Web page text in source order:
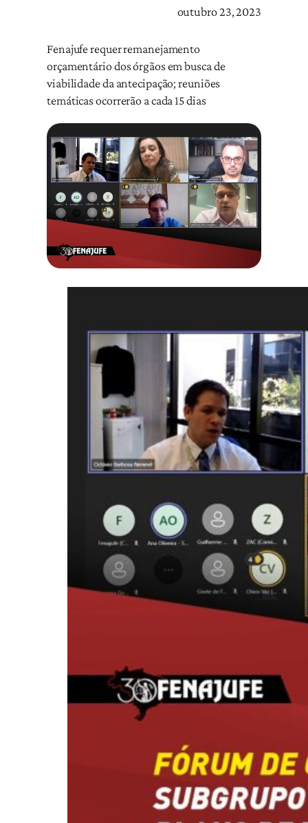
outubro 23, 2023
Fenajufe requer remanejamento
orçamentário dos órgãos em busca de
viabilidade da antecipação; reuniões
temáticas ocorrerão a cada 15 dias